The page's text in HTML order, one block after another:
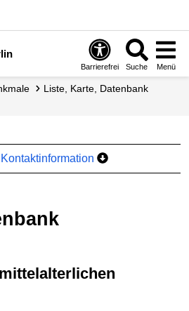
Barrierefrei Suche Menü
Liste, Karte, Datenbank
Kontaktinformation